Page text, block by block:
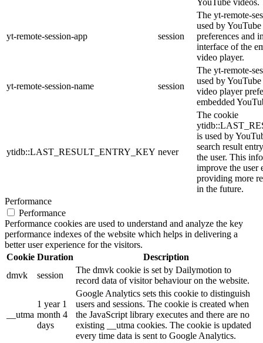
YouTube videos.
yt-remote-session-app session
The yt-remote-
used by
preferences and
interface of the
video player.
yt-remote-session-name session
The yt-remote-
used by
video player
embedded
ytidb::LAST_RESULT_ENTRY_KEY never
The cookie
is used by
search result
the user. This
improve the user
providing more
in the future.
Performance
Performance
Performance cookies are used to understand and analyze the key
performance indexes of the website which helps in delivering a
better user experience for the visitors.
Cookie Duration
Description
dmvk
session
The dmvk cookie is set by Dailymotion to
record data of visitor behaviour on the website.
__utma
1 year 1
month 4
days
Google Analytics sets this cookie to distinguish
users and sessions. The cookie is created when
the JavaScript library executes and there are no
existing __utma cookies. The cookie is updated
every time data is sent to Google Analytics.